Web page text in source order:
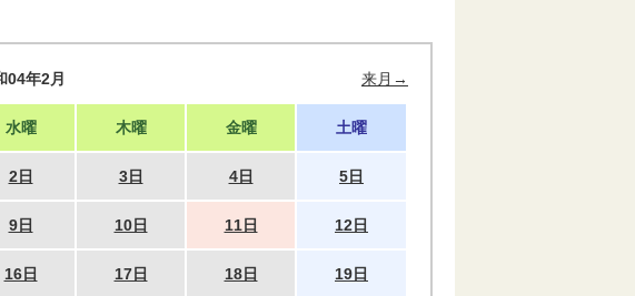
04年2月 来月→
水曜 木曜 金曜 土曜
2日 3日 4日 5日
9日 10日 11日 12日
16日 17日 18日 19日